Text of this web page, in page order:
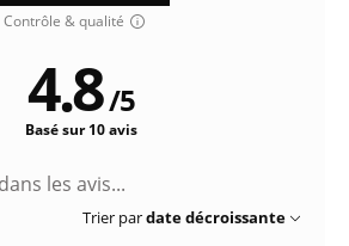
Contrôle & qualité
4.8/5
Basé sur 10 avis
Trier pardate décroissante